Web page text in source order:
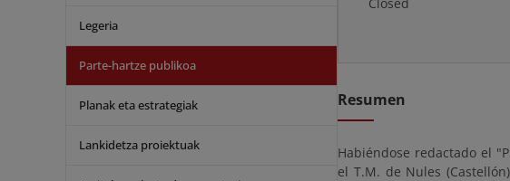
Legeria
Parte-hartze publikoa
Planak eta estrategiak
Lankidetza proiektuak
Resumen
Habiéndose redactado el
el T.M. de Nules